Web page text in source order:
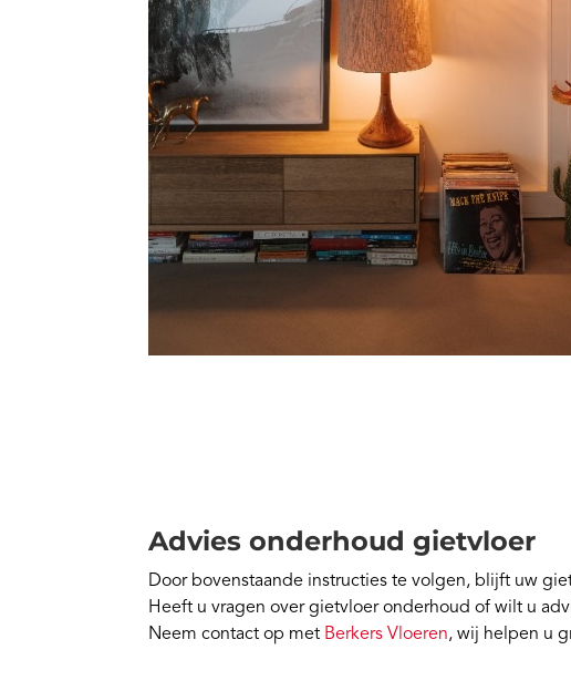
Advies onderhoud gietvloer
Door bovenstaande instructies te volgen, blijft uw
Heeft u vragen over gietvloer onderhoud of wilt u
Neem contact op met Berkers Vloeren, wij helpen u